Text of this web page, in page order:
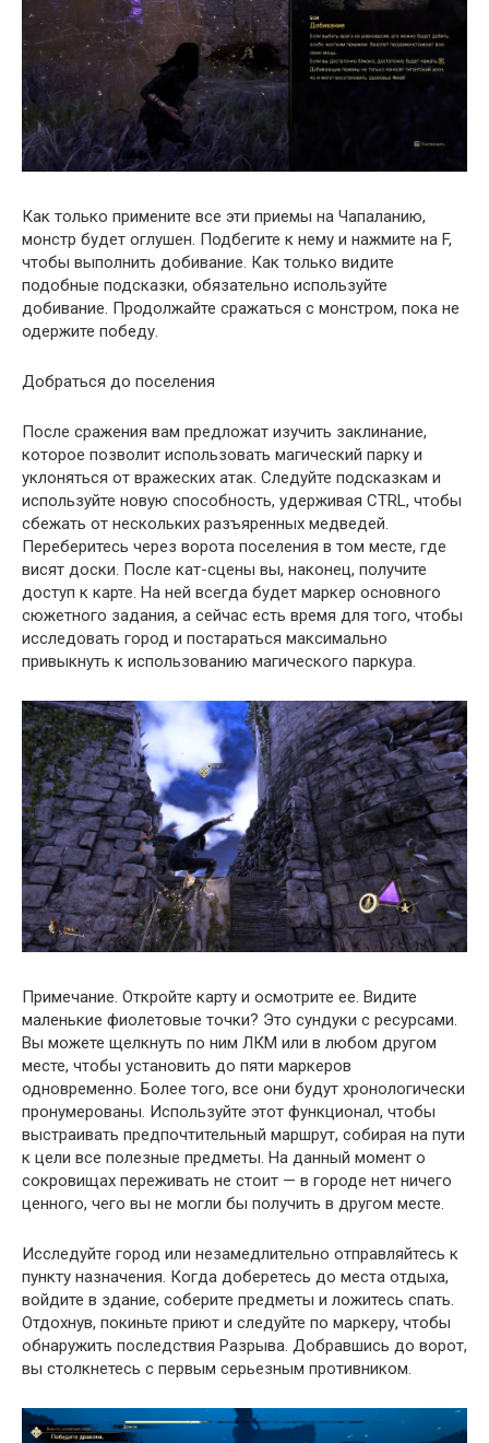
Как только примените все эти приемы на Чапаланию,
монстр будет оглушен. Подбегите к нему и нажмите на F,
чтобы выполнить добивание. Как только видите
подобные подсказки, обязательно используйте
добивание. Продолжайте сражаться с монстром, пока не
одержите победу.
Добраться до поселения
После сражения вам предложат изучить заклинание,
которое позволит использовать магический парку и
уклоняться от вражеских атак. Следуйте подсказкам и
используйте новую способность, удерживая CTRL, чтобы
сбежать от нескольких разъяренных медведей.
Переберитесь через ворота поселения в том месте, где
висят доски. После кат-сцены вы, наконец, получите
доступ к карте. На ней всегда будет маркер основного
сюжетного задания, а сейчас есть время для того, чтобы
исследовать город и постараться максимально
привыкнуть к использованию магического паркура.
Примечание. Откройте карту и осмотрите ее. Видите
маленькие фиолетовые точки? Это сундуки с ресурсами.
Вы можете щелкнуть по ним ЛКМ или в любом другом
месте, чтобы установить до пяти маркеров
одновременно. Более того, все они будут хронологически
пронумерованы. Используйте этот функционал, чтобы
выстраивать предпочтительный маршрут, собирая на пути
к цели все полезные предметы. На данный момент о
сокровищах переживать не стоит — в городе нет ничего
ценного, чего вы не могли бы получить в другом месте.
Исследуйте город или незамедлительно отправляйтесь к
пункту назначения. Когда доберетесь до места отдыха,
войдите в здание, соберите предметы и ложитесь спать.
Отдохнув, покиньте приют и следуйте по маркеру, чтобы
обнаружить последствия Разрыва. Добравшись до ворот,
вы столкнетесь с первым серьезным противником.